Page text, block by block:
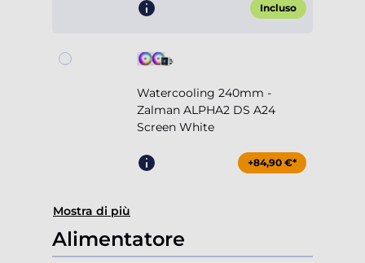
Incluso
Watercooling 240mm -
Zalman ALPHA2 DS A24
Screen White
+84,90 €*
Mostra di più
Alimentatore